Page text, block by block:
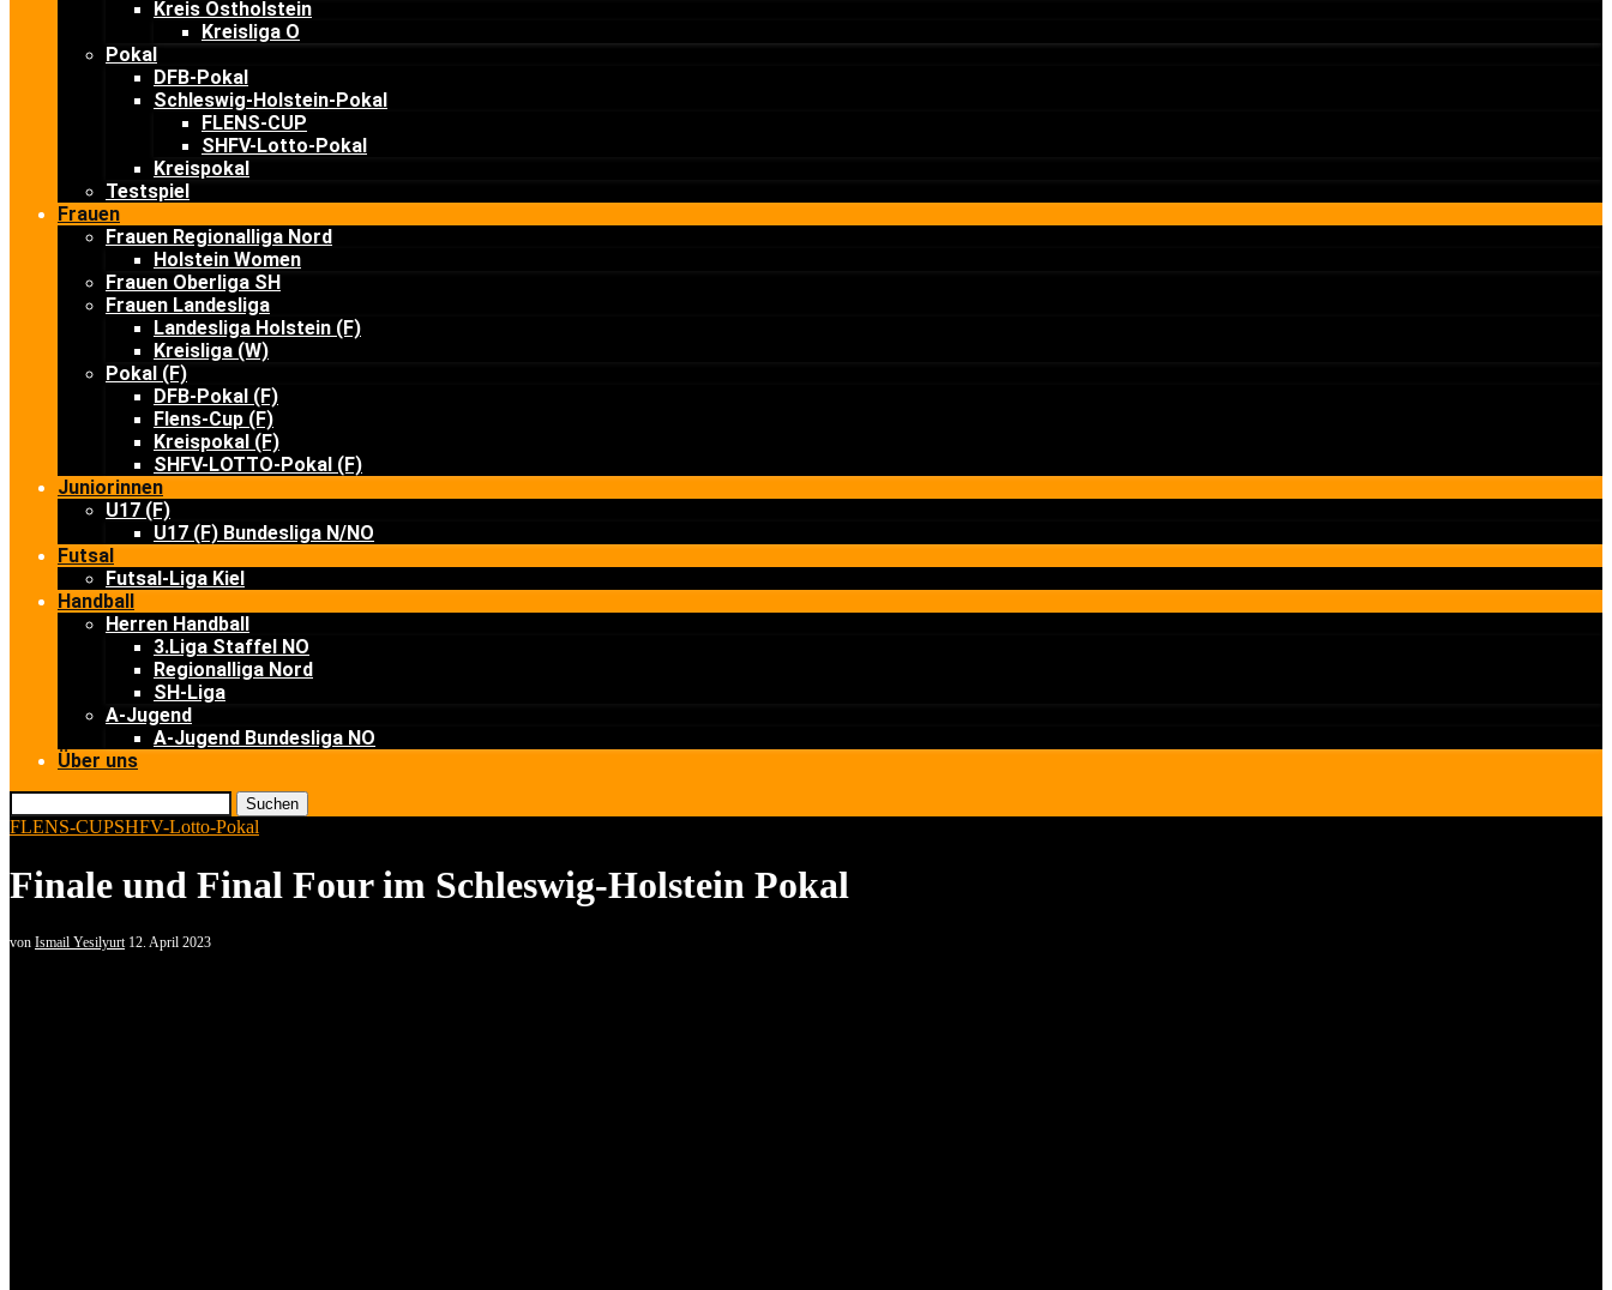
Kreis Ostholstein
Kreisliga O
Pokal
DFB-Pokal
Schleswig-Holstein-Pokal
FLENS-CUP
SHFV-Lotto-Pokal
Kreispokal
Testspiel
Frauen
Frauen Regionalliga Nord
Holstein Women
Frauen Oberliga SH
Frauen Landesliga
Landesliga Holstein (F)
Kreisliga (W)
Pokal (F)
DFB-Pokal (F)
Flens-Cup (F)
Kreispokal (F)
SHFV-LOTTO-Pokal (F)
Juniorinnen
U17 (F)
U17 (F) Bundesliga N/NO
Futsal
Futsal-Liga Kiel
Handball
Herren Handball
3.Liga Staffel NO
Regionalliga Nord
SH-Liga
A-Jugend
A-Jugend Bundesliga NO
Über uns
Suchen
FLENS-CUPSHFV-Lotto-Pokal
Finale und Final Four im Schleswig-Holstein Pokal
von Ismail Yesilyurt 12. April 2023